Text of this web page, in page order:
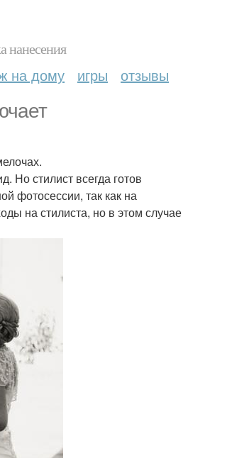
нанесения
на дому игры отзывы
Но стилист всегда готов
фотосессии, так как на
на стилиста, но в этом случае